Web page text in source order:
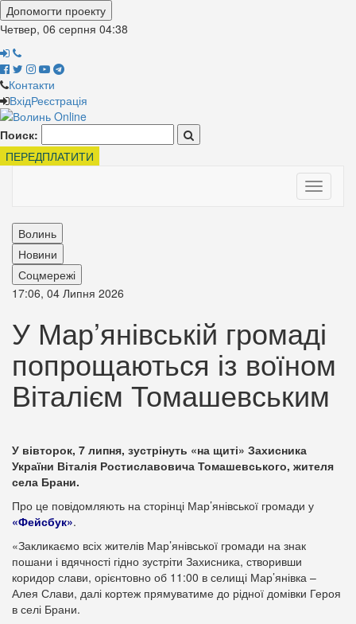
Допомогти проекту
Четвер, 06 серпня 04:38
Контакти
ВхідРеєстрація
Поиск:
ПЕРЕДПЛАТИТИ
Toggle
Волинь
Новини
Соцмережі
17:06, 04 Липня 2026
У Мар’янівській громаді
попрощаються із воїном
Віталієм Томашевським
У вівторок, 7 липня, зустрінуть «на щиті» Захисника
України Віталія Ростиславовича Томашевського, жителя
села Брани.
Про це повідомляють на сторінці Мар’янівської громади у
«Фейсбук».
«Закликаємо всіх жителів Мар’янівської громади на знак
пошани і вдячності гідно зустріти Захисника, створивши
коридор слави, орієнтовно об 11:00 в селищі Мар’янівка –
Алея Слави, далі кортеж прямуватиме до рідної домівки Героя
в селі Брани.